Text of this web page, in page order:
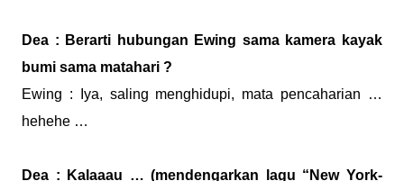
Dea : Berarti hubungan Ewing sama kamera kayak
bumi sama matahari ?
Ewing : Iya, saling menghidupi, mata pencaharian …
hehehe …
Dea : Kalaaau … (mendengarkan lagu “New York-